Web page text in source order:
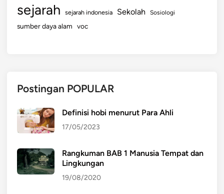
sejarah sejarah indonesia Sekolah Sosiologi
sumber daya alam voc
Postingan POPULAR
Definisi hobi menurut Para Ahli
17/05/2023
Rangkuman BAB 1 Manusia Tempat dan
Lingkungan
19/08/2020